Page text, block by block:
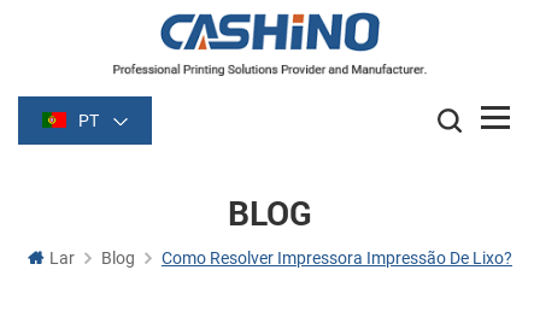
PT
BLOG
Lar Blog Como Resolver Impressora Impressão De Lixo?